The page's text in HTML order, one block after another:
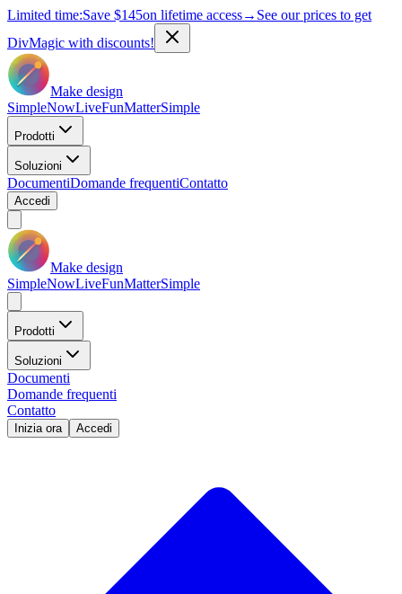
Limited time:Save $145on lifetime access→ See our prices to get
DivMagic with discounts!
Make design
SimpleNowLiveFunMatterSimple
Prodotti
Soluzioni
DocumentiDomande frequentiContatto
Accedi
Make design
SimpleNowLiveFunMatterSimple
Prodotti
Soluzioni
Documenti
Domande frequenti
Contatto
Inizia ora Accedi